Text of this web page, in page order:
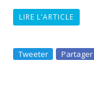
LIRE L’ARTICLE
Tweeter Partager